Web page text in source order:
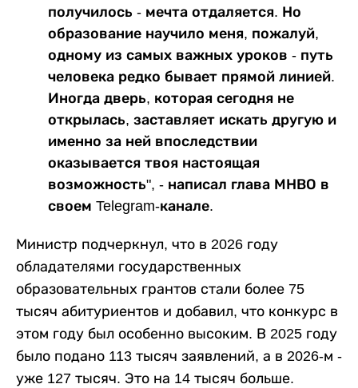
получилось - мечта отдаляется. Но
образование научило меня, пожалуй,
одному из самых важных уроков - путь
человека редко бывает прямой линией.
Иногда дверь, которая сегодня не
открылась, заставляет искать другую и
именно за ней впоследствии
оказывается твоя настоящая
возможность", - написал глава МНВО в
своем Telegram-канале.
Министр подчеркнул, что в 2026 году
обладателями государственных
образовательных грантов стали более 75
тысяч абитуриентов и добавил, что конкурс в
этом году был особенно высоким. В 2025 году
было подано 113 тысяч заявлений, а в 2026-м -
уже 127 тысяч. Это на 14 тысяч больше.